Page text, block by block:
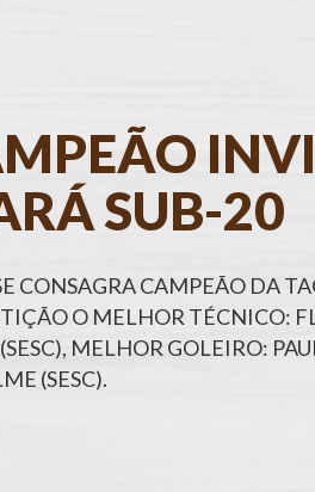
SUB-20
CONSAGRA CAMPEÃO DA
O MELHOR TÉCNICO:
MELHOR GOLEIRO:
(SESC).